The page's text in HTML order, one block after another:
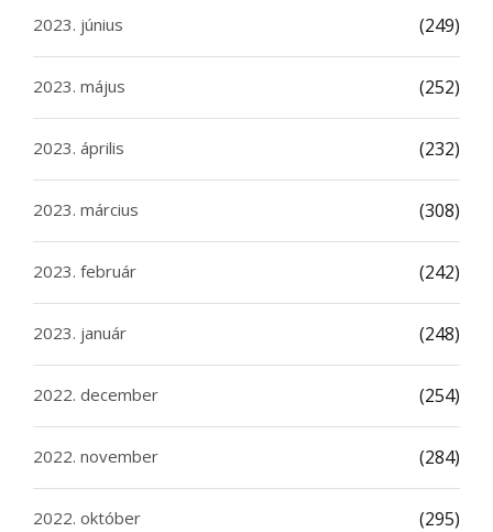
2023. június (249)
2023. május (252)
2023. április (232)
2023. március (308)
2023. február (242)
2023. január (248)
2022. december (254)
2022. november (284)
2022. október (295)